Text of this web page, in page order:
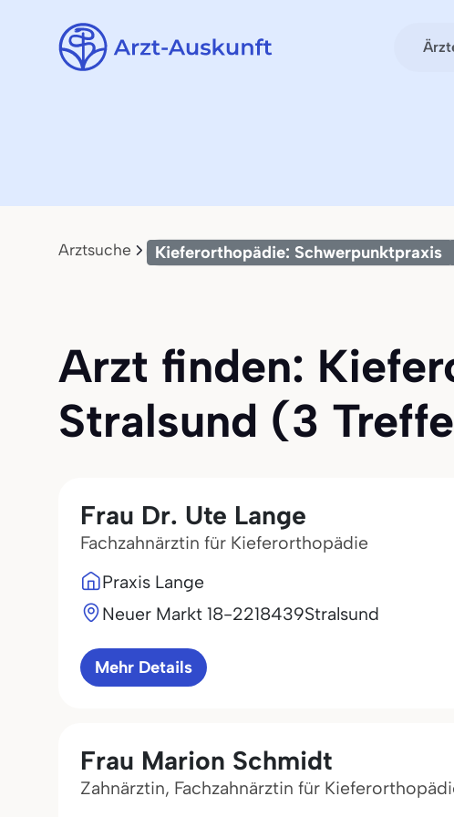
Arztsuche Kieferorthopädie: Schwerpunktpraxis
Arzt finden:
Stralsund (3
Frau Dr. Ute Lange
Fachzahnärztin für Kieferorthopädie
Praxis Lange
Neuer Markt 18-2218439Stralsund
Mehr Details
Frau Marion Schmidt
Zahnärztin, Fachzahnärztin für